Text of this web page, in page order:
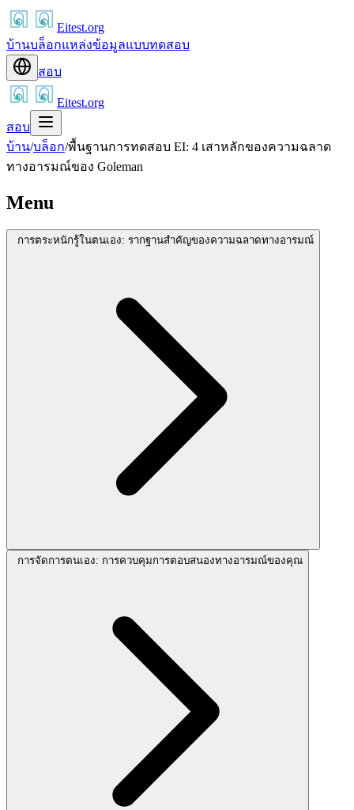
Eitest.org
บ้านบล็อกแหล่งข้อมูลแบบทดสอบ
สอบ
Eitest.org
สอบ
บ้าน/บล็อก/พื้นฐานการทดสอบ EI: 4 เสาหลักของความฉลาด
ทางอารมณ์ของ Goleman
Menu
การตระหนักรู้ในตนเอง: รากฐานสำคัญของความฉลาดทางอารมณ์
การจัดการตนเอง: การควบคุมการตอบสนองทางอารมณ์ของคุณ